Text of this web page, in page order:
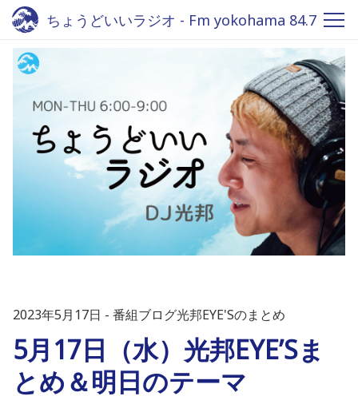
ちょうどいいラジオ - Fm yokohama 84.7
2023年5月17日 番組ブログ光邦EYE'Sのまとめ
5月17日（水）光邦EYE’Sま
とめ＆明日のテーマ